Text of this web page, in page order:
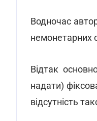
Водночас
немонетарних
Відтак
надати)
відсутність